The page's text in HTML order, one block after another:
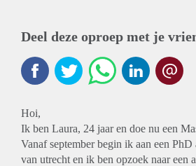
Deel deze oproep met je
Hoi,
Ik ben Laura, 24 jaar en doe nu een
Vanaf september begin ik aan een
van utrecht en ik ben opzoek naar een